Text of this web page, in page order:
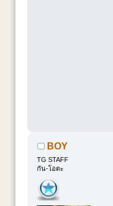
BOY
TG STAFF
กัน-โอตะ